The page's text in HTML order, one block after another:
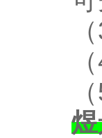
（
（
（